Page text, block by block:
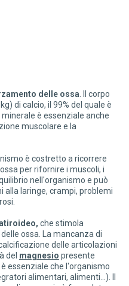
delle ossa . Il corpo
di calcio, il 99% del quale è
è essenziale anche
muscolare e la
è costretto a ricorrere
per rifornire i muscoli, i
nell'organismo e può
alla laringe, crampi, problemi
che stimola
ossa. La mancanza di
delle articolazioni
del magnesio presente
essenziale che l'organismo
alimentari, alimenti...). Il